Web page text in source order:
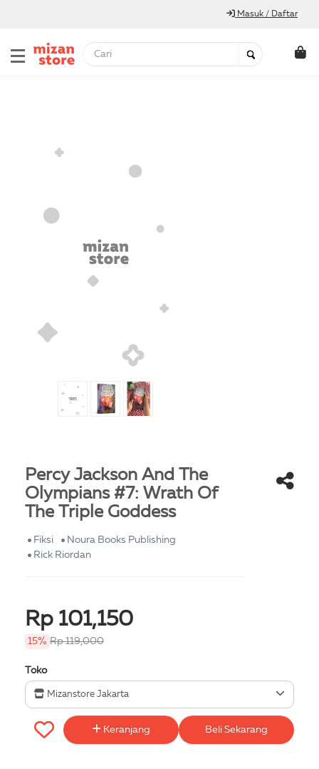
Masuk / Daftar
Percy Jackson And The
Olympians #7: Wrath Of
The Triple Goddess
Fiksi
Noura Books Publishing
Rick Riordan
Rp 101,150
15% Rp 119,000
Toko
Mizanstore Jakarta
Keranjang Beli Sekarang